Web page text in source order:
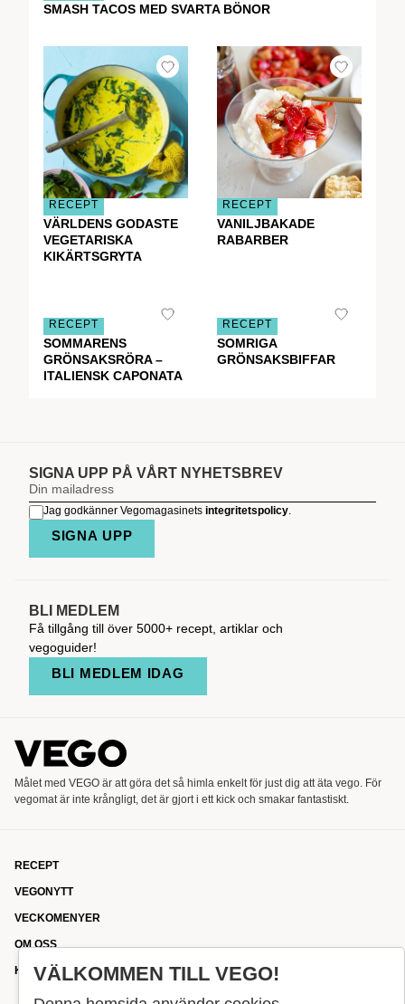
SMASH TACOS MED SVARTA BÖNOR
RECEPT
VÄRLDENS GODASTE
VEGETARISKA
KIKÄRTSGRYTA
RECEPT
VANILJBAKADE
RABARBER
RECEPT
SOMMARENS
GRÖNSAKSRÖRA –
ITALIENSK CAPONATA
RECEPT
SOMRIGA
GRÖNSAKSBIFFAR
SIGNA UPP PÅ VÅRT NYHETSBREV
Jag godkänner Vegomagasinets integritetspolicy
SIGNA UPP
BLI MEDLEM
Få tillgång till över 5000+ recept, artiklar och
vegoguider!
BLI MEDLEM IDAG
Målet med VEGO är att göra det så himla enkelt för just dig att äta vego. För
vegomat är inte krångligt, det är gjort i ett kick och smakar fantastiskt.
RECEPT
VEGONYTT
VECKOMENYER
OM OSS
KONTAKT
VÄLKOMMEN TILL VEGO!